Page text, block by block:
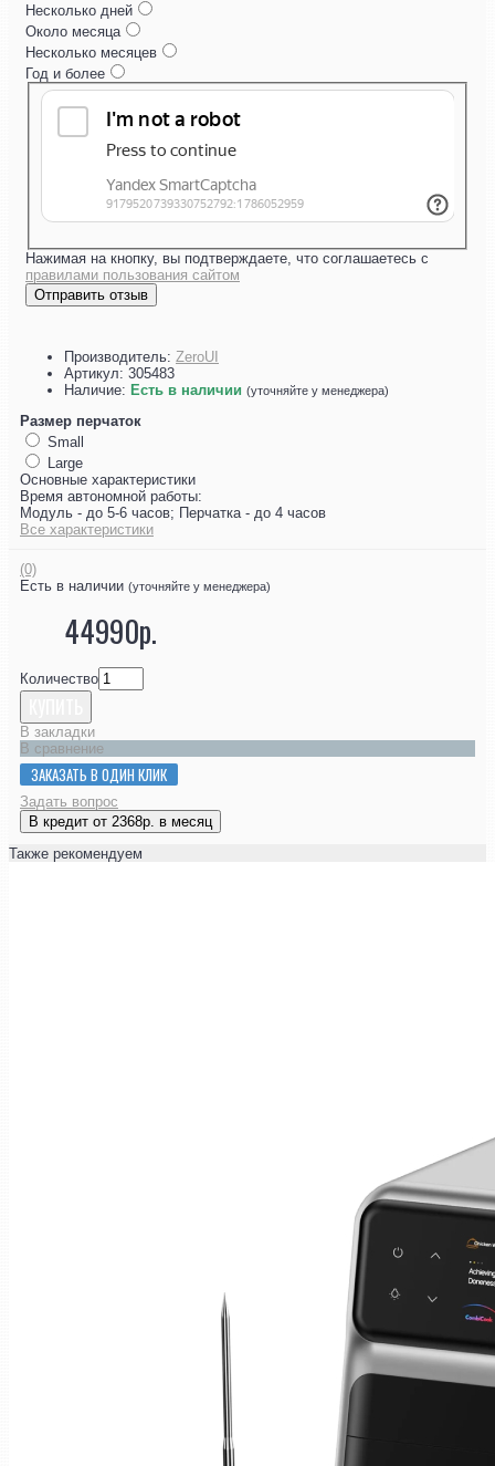
Несколько дней
Около месяца
Несколько месяцев
Год и более
Нажимая на кнопку, вы подтверждаете, что соглашаетесь с
правилами пользования сайтом
Отправить отзыв
Производитель: ZeroUI
Артикул: 305483
Наличие: Есть в наличии (уточняйте у менеджера)
Размер перчаток
Small
Large
Основные характеристики
Время автономной работы:
Модуль - до 5-6 часов; Перчатка - до 4 часов
Все характеристики
(0)
Есть в наличии (уточняйте у менеджера)
44990р.
Количество
В закладки
В сравнение
ЗАКАЗАТЬ В ОДИН КЛИК
Задать вопрос
В кредит от 2368р. в месяц
Также рекомендуем